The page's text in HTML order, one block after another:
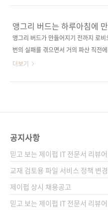
Programming: The Big Nerd
스(Bill Phillips), 브라이언 하디
역자명 심재철출판일 2013년 11월 22
피스에는 MS의 최신 운영체제인 윈도
설치되어 있는데, 호불호가 있을 수 있
키보드 커버를 장착하여 노트북처럼 사
끌고 있는 것 같습니다. 다만, 출시된 지 1
된 제품을 이제서야 국내에서 판매하는
책을 준비하고 ..
앵그리 버드는 하루아침에
않았다!
앵그리 버드가 만들어지기 전까지 로
번의 실패를 겪으면서 거의 파산 직전
고 합니다. 2009년 봄, 로비오의 리드 게
책 [앱만장자]에는 앵그리 버드뿐만 아니
방석에 올랐던 인물들을 취재하여 그들
노하우와 함께 성공 이면에 있는 그늘진
들을 함께 들려주고 있습니다. 앵그리
도 즐겨 하는 게임인데요, 화장실에서
보면서 조금씩 하다 보니 스페이스 버
더보기
공지사항
믿고 보는 제이펍 IT 전문서 리뷰
교재 검토용 파일 서비스 정책 변
제이펍 상시 채용공고
믿고 보는 제이펍 IT 전문서 리뷰